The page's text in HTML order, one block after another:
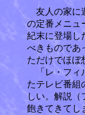
友人の家に
の定番メニュ
紀末に登場し
べきものであ
ただけでほぼ
「レ・フィ
たテレビ番組
しい。解説
飽きてきてし